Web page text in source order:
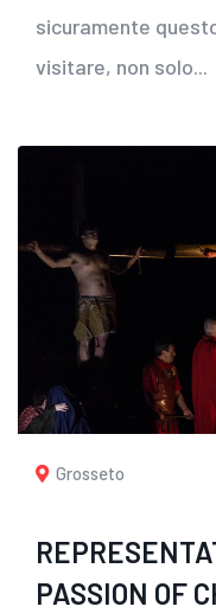
sicuramente
visitare, non solo...
Grosseto
PASSION OF